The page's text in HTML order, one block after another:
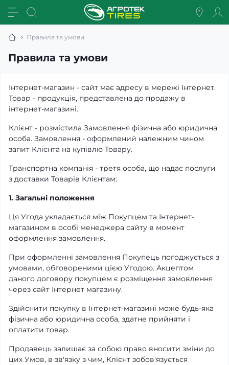
Правила та умови
Правила та умови
Інтернет-магазин - сайт має адресу в мережі Інтернет.
Товар - продукція, представлена до продажу в
інтернет-магазині.
Клієнт - розмістила Замовлення фізична або юридична
особа. Замовлення - оформлений належним чином
запит Клієнта на купівлю Товару.
Транспортна компанія - третя особа, що надає послуги
з доставки Товарів Клієнтам:
1. Загальні положення
Ця Угода укладається між Покупцем та Інтернет-
магазином в особі менеджера сайту в момент
оформлення замовлення.
При оформленні замовлення Покупець погоджується з
умовами, обговореними цією Угодою. Акцептом
даного договору покупцем є розміщення замовлення
через сайт Інтернет магазину.
Здійснити покупку в Інтернет-магазині може будь-яка
фізична або юридична особа, здатне прийняти і
оплатити товар.
Продавець залишає за собою право вносити зміни до
цих Умов, в зв'язку з чим, Клієнт зобов'язується